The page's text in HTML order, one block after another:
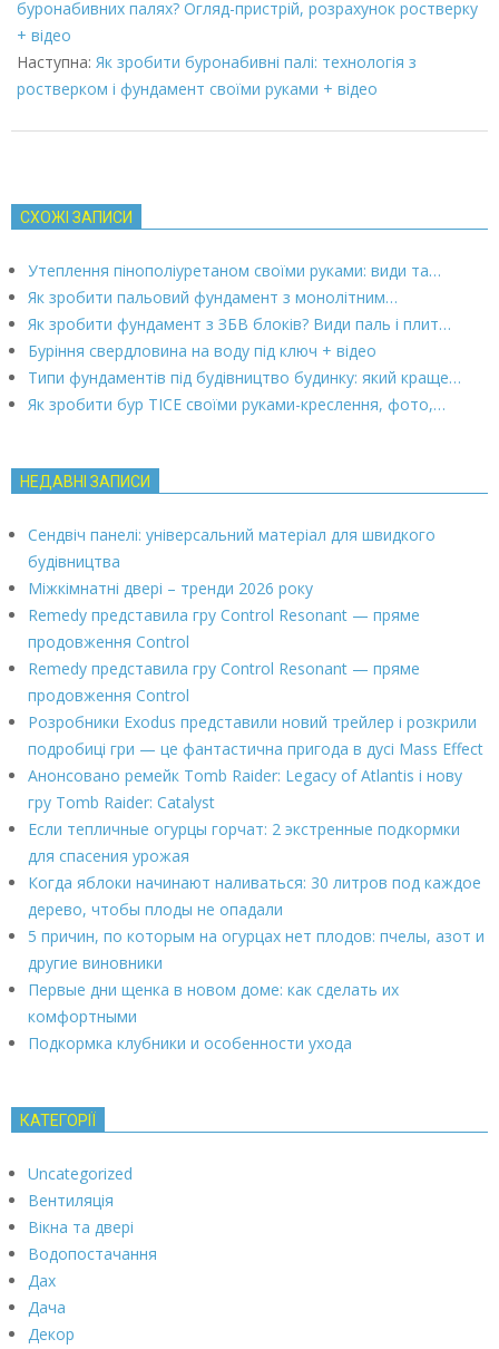
03
буронабивних палях? Огляд-пристрій, розрахунок ростверку
+ відео
Наступна: Як зробити буронабивні палі: технологія з
ростверком і фундамент своїми руками + відео
СХОЖІ ЗАПИСИ
Утеплення пінополіуретаном своїми руками: види та…
Як зробити пальовий фундамент з монолітним…
Як зробити фундамент з ЗБВ блоків? Види паль і плит…
Буріння свердловина на воду під ключ + відео
Типи фундаментів під будівництво будинку: який краще…
Як зробити бур ТІСЕ своїми руками-креслення, фото,…
НЕДАВНІ ЗАПИСИ
Сендвіч панелі: універсальний матеріал для швидкого
будівництва
Міжкімнатні двері – тренди 2026 року
Remedy представила гру Control Resonant — пряме
продовження Control
Remedy представила гру Control Resonant — пряме
продовження Control
Розробники Exodus представили новий трейлер і розкрили
подробиці гри — це фантастична пригода в дусі Mass Effect
Анонсовано ремейк Tomb Raider: Legacy of Atlantis і нову
гру Tomb Raider: Catalyst
Если тепличные огурцы горчат: 2 экстренные подкормки
для спасения урожая
Когда яблоки начинают наливаться: 30 литров под каждое
дерево, чтобы плоды не опадали
5 причин, по которым на огурцах нет плодов: пчелы, азот и
другие виновники
Первые дни щенка в новом доме: как сделать их
комфортными
Подкормка клубники и особенности ухода
КАТЕГОРІЇ
Uncategorized
Вентиляція
Вікна та двері
Водопостачання
Дах
Дача
Декор